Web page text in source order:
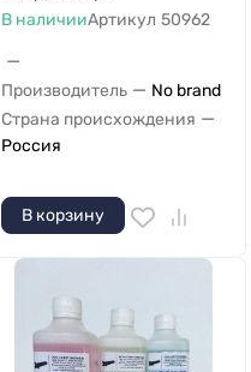
В наличииАртикул 50962
—
Производитель — No brand
Страна происхождения —
Россия
В корзину